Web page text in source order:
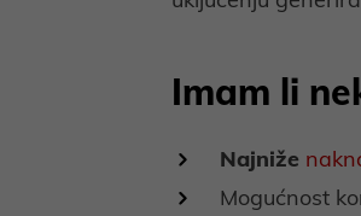
Imam li
Najniže
Mogućnost